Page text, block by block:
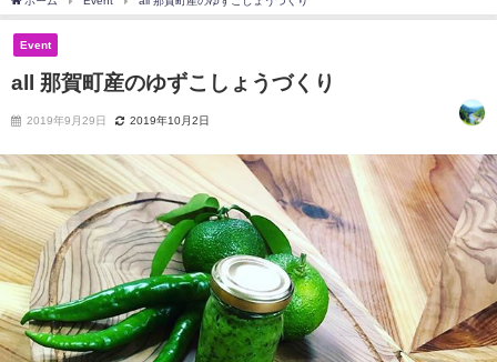
Event
all 那賀町産のゆずこしょうづくり
2019年9月29日 2019年10月2日